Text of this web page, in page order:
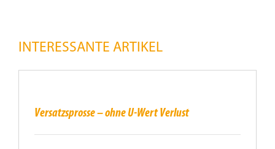
INTERESSANTE ARTIKEL
Versatzsprosse
Wert
Verlust
Versatzsprosse – ohne U-Wert Verlust